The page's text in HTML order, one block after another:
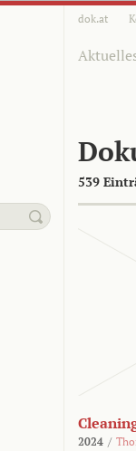
dok.at
539
2024 /